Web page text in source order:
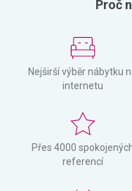
Proč
Nejširší výběr nábytku
internetu
Přes 4000
referencí